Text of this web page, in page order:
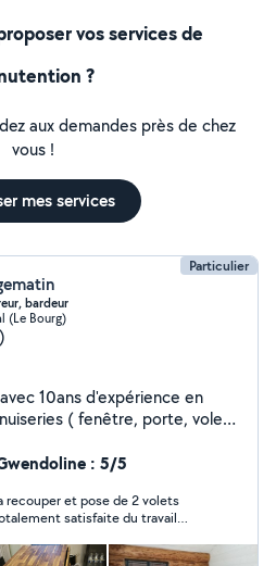
vos services de
?
aux demandes près de chez
vous !
mes services
Particulier
bardeur
(Le Bourg)
10ans d'expérience en
de cuisine, dressing... A
pour apporter la
: 5/5
recouper et pose de 2 volets
satisfaite du travail
!